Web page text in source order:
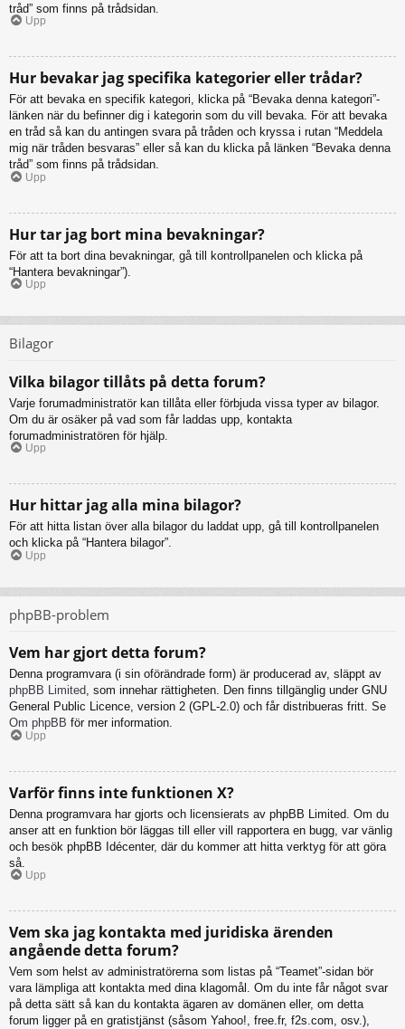
tråd” som finns på trådsidan.
Upp
Hur bevakar jag specifika kategorier eller trådar?
För att bevaka en specifik kategori, klicka på “Bevaka denna kategori”-
länken när du befinner dig i kategorin som du vill bevaka. För att bevaka
en tråd så kan du antingen svara på tråden och kryssa i rutan “Meddela
mig när tråden besvaras” eller så kan du klicka på länken “Bevaka denna
tråd” som finns på trådsidan.
Upp
Hur tar jag bort mina bevakningar?
För att ta bort dina bevakningar, gå till kontrollpanelen och klicka på
“Hantera bevakningar”).
Upp
Bilagor
Vilka bilagor tillåts på detta forum?
Varje forumadministratör kan tillåta eller förbjuda vissa typer av bilagor.
Om du är osäker på vad som får laddas upp, kontakta
forumadministratören för hjälp.
Upp
Hur hittar jag alla mina bilagor?
För att hitta listan över alla bilagor du laddat upp, gå till kontrollpanelen
och klicka på “Hantera bilagor”.
Upp
phpBB-problem
Vem har gjort detta forum?
Denna programvara (i sin oförändrade form) är producerad av, släppt av
phpBB Limited, som innehar rättigheten. Den finns tillgänglig under GNU
General Public Licence, version 2 (GPL-2.0) och får distribueras fritt. Se
Om phpBB för mer information.
Upp
Varför finns inte funktionen X?
Denna programvara har gjorts och licensierats av phpBB Limited. Om du
anser att en funktion bör läggas till eller vill rapportera en bugg, var vänlig
och besök phpBB Idécenter, där du kommer att hitta verktyg för att göra
så.
Upp
Vem ska jag kontakta med juridiska ärenden
angående detta forum?
Vem som helst av administratörerna som listas på “Teamet”-sidan bör
vara lämpliga att kontakta med dina klagomål. Om du inte får något svar
på detta sätt så kan du kontakta ägaren av domänen eller, om detta
forum ligger på en gratistjänst (såsom Yahoo!, free.fr, f2s.com, osv.),